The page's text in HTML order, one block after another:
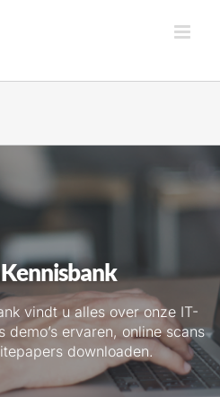
vindt u alles over onze IT-
ervaren, online scans
downloaden.